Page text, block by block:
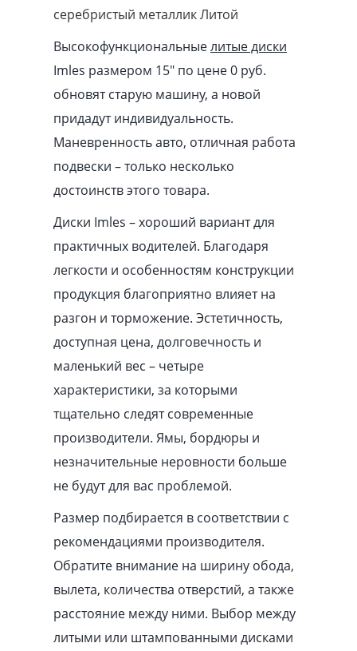
серебристый металлик Литой
Высокофункциональныелитые диски
Imles размером 15″ по цене 0 руб.
обновят старую машину, а новой
придадут индивидуальность.
Маневренность авто, отличная работа
подвески – только несколько
достоинств этого товара.
Диски Imles – хороший вариант для
практичных водителей. Благодаря
легкости и особенностям конструкции
продукция благоприятно влияет на
разгон и торможение. Эстетичность,
доступная цена, долговечность и
маленький вес – четыре
характеристики, за которыми
тщательно следят современные
производители. Ямы, бордюры и
незначительные неровности больше
не будут для вас проблемой.
Размер подбирается в соответствии с
рекомендациями производителя.
Обратите внимание на ширину обода,
вылета, количества отверстий, а также
расстояние между ними. Выбор между
литыми или штампованными дисками